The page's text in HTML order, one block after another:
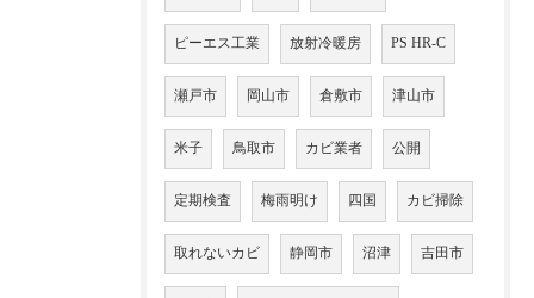
ピーエス工業 放射冷暖房 PS HR-C
瀬戸市 岡山市 倉敷市 津山市
米子 鳥取市 カビ業者 公開
定期検査 梅雨明け 四国 カビ掃除
取れないカビ 静岡市 沼津 吉田市